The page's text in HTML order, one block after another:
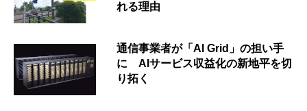
れる理由
通信事業者が「AI Grid」の担い手
に AIサービス収益化の新地平を切
り拓く